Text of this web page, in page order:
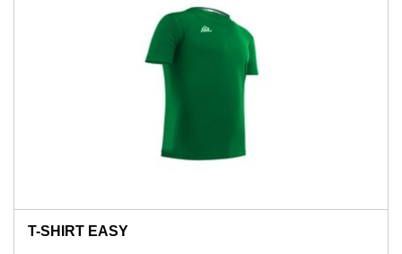
T-SHIRT EASY